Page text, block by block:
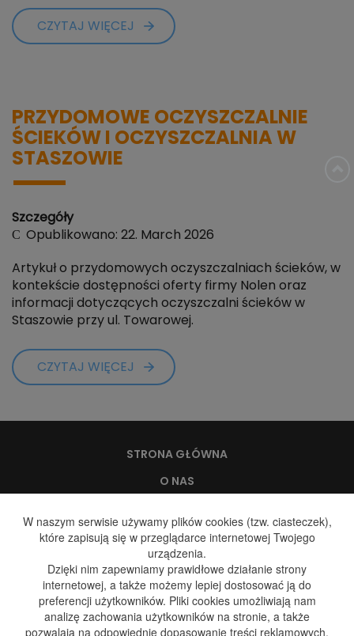
CZYTAJ WIĘCEJ
PRZYDOMOWE OCZYSZCZALNIE
ŚCIEKÓW I OCZYSZCZALNIA W
STASZOWIE
Szczegóły
Opublikowano: 22. March 2026
Artykuł o przydomowych oczyszczalniach ścieków, w
kontekście dostępności oferty firmy Nolen oraz
informacji dotyczących oczyszczalni ścieków w
Staszowie przy ul. Towarowej.
CZYTAJ WIĘCEJ
STRONA GŁÓWNA
O NAS
DYSTRYBUCJA WODY
DYSTRYBUCJA GAZU
GALERIA
BLOG
W naszym serwisie używamy plików cookies (tzw. ciasteczek),
które zapisują się w przeglądarce internetowej Twojego
urządzenia.
Dzięki nim zapewniamy prawidłowe działanie strony
internetowej, a także możemy lepiej dostosować ją do
preferencji użytkowników. Pliki cookies umożliwiają nam
analizę zachowania użytkowników na stronie, a także
pozwalają na odpowiednie dopasowanie treści reklamowych,